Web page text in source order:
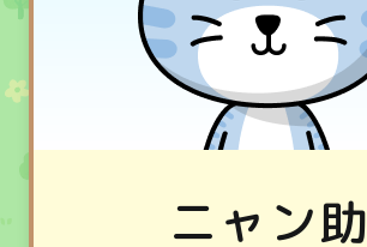
ニャン助